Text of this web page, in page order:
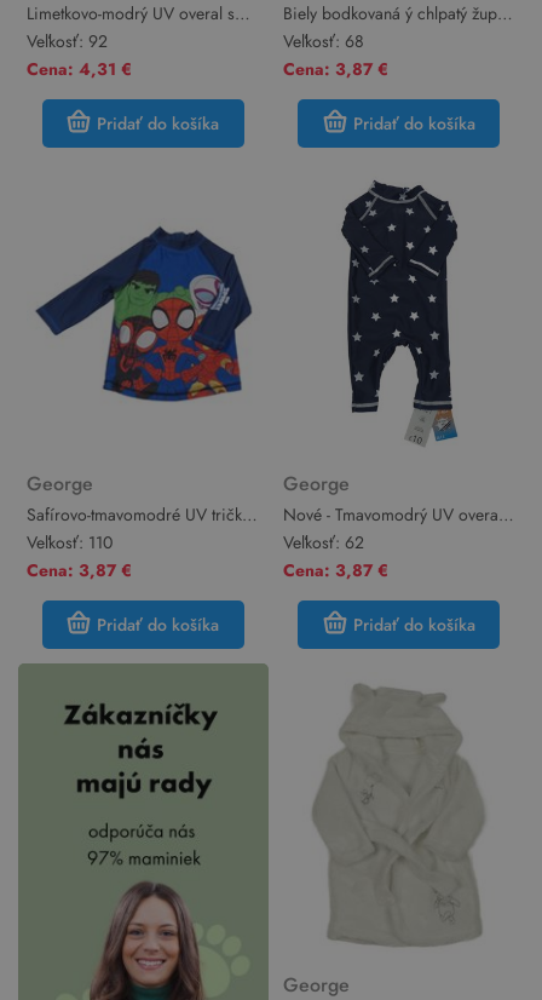
Limetkovo-modrý UV overal s
potiskem PJMasks George
Veľkosť: 92
Cena: 4,31 €
Pridať do košíka
Biely bodkovaná ý chlpatý župan
s kapucí - dalmatin George
Veľkosť: 68
Cena: 3,87 €
Pridať do košíka
George
Safírovo-tmavomodré UV tričko
s Avengers George
Veľkosť: 110
Cena: 3,87 €
Pridať do košíka
George
Nové - Tmavomodrý UV overal s
hviezdami George
Veľkosť: 62
Cena: 3,87 €
Pridať do košíka
George